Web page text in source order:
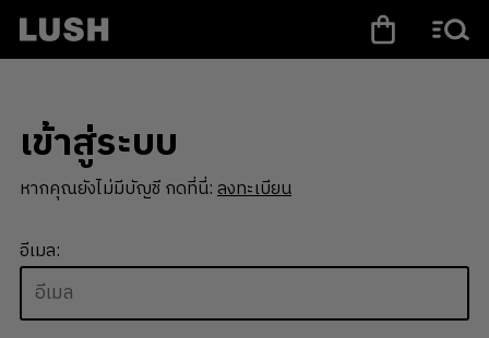
เข้าสู่ระบบ
หากคุณยังไม่มีบัญชี กดที่นี่:ลงทะเบียน
อีเมล: